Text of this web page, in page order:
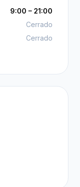
9:00 – 21:00
Cerrado
Cerrado